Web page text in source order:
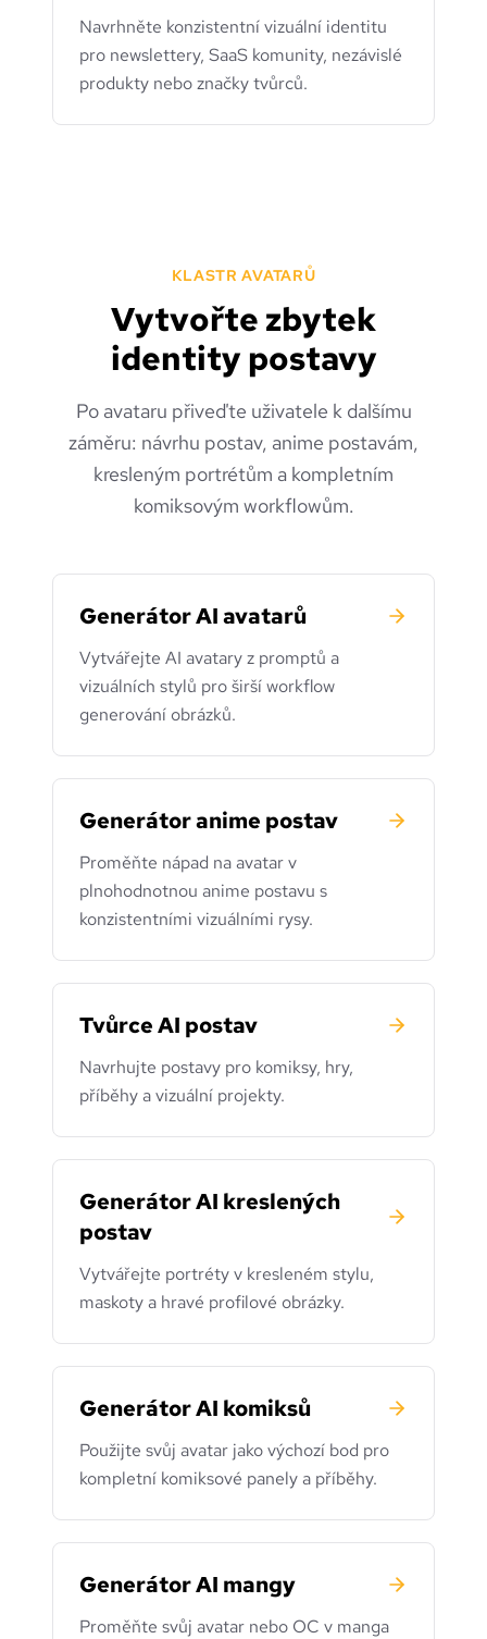
Navrhněte konzistentní vizuální identitu
pro newslettery, SaaS komunity, nezávislé
produkty nebo značky tvůrců.
KLASTR AVATARŮ
Vytvořte zbytek
identity postavy
Po avataru přiveďte uživatele k dalšímu
záměru: návrhu postav, anime postavám,
kresleným portrétům a kompletním
komiksovým workflowům.
Generátor AI avatarů
Vytvářejte AI avatary z promptů a
vizuálních stylů pro širší workflow
generování obrázků.
Generátor anime postav
Proměňte nápad na avatar v
plnohodnotnou anime postavu s
konzistentními vizuálními rysy.
Tvůrce AI postav
Navrhujte postavy pro komiksy, hry,
příběhy a vizuální projekty.
Generátor AI kreslených
postav
Vytvářejte portréty v kresleném stylu,
maskoty a hravé profilové obrázky.
Generátor AI komiksů
Použijte svůj avatar jako výchozí bod pro
kompletní komiksové panely a příběhy.
Generátor AI mangy
Proměňte svůj avatar nebo OC v manga